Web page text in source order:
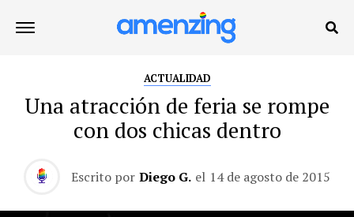
ACTUALIDAD
Una atracción de feria se rompe
con dos chicas dentro
Escrito por Diego G. el 14 de agosto de 2015